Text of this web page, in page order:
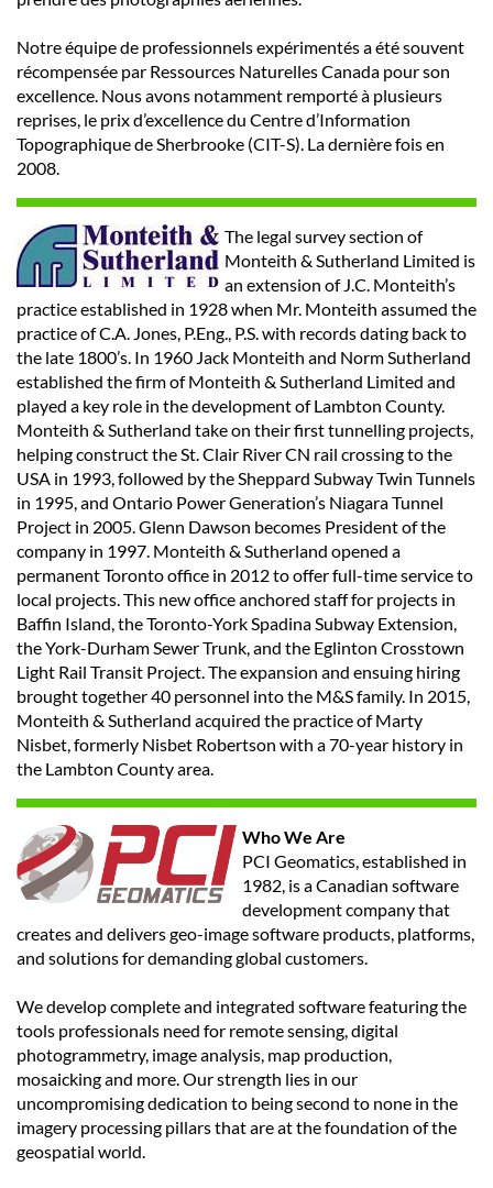
Notre équipe de professionnels expérimentés a été souvent
récompensée par Ressources Naturelles Canada pour son
excellence. Nous avons notamment remporté à plusieurs
reprises, le prix d’excellence du Centre d’Information
Topographique de Sherbrooke (CIT-S). La dernière fois en
2008.
The legal survey section of
Monteith & Sutherland Limited is
an extension of J.C. Monteith’s
practice established in 1928 when Mr. Monteith assumed the
practice of C.A. Jones, P.Eng., P.S. with records dating back to
the late 1800’s. In 1960 Jack Monteith and Norm Sutherland
established the firm of Monteith & Sutherland Limited and
played a key role in the development of Lambton County.
Monteith & Sutherland take on their first tunnelling projects,
helping construct the St. Clair River CN rail crossing to the
USA in 1993, followed by the Sheppard Subway Twin Tunnels
in 1995, and Ontario Power Generation’s Niagara Tunnel
Project in 2005. Glenn Dawson becomes President of the
company in 1997. Monteith & Sutherland opened a
permanent Toronto office in 2012 to offer full-time service to
local projects. This new office anchored staff for projects in
Baffin Island, the Toronto-York Spadina Subway Extension,
the York-Durham Sewer Trunk, and the Eglinton Crosstown
Light Rail Transit Project. The expansion and ensuing hiring
brought together 40 personnel into the M&S family. In 2015,
Monteith & Sutherland acquired the practice of Marty
Nisbet, formerly Nisbet Robertson with a 70-year history in
the Lambton County area.
Who We Are
PCI Geomatics, established in
1982, is a Canadian software
development company that
creates and delivers geo-image software products, platforms,
and solutions for demanding global customers.
We develop complete and integrated software featuring the
tools professionals need for remote sensing, digital
photogrammetry, image analysis, map production,
mosaicking and more. Our strength lies in our
uncompromising dedication to being second to none in the
imagery processing pillars that are at the foundation of the
geospatial world.